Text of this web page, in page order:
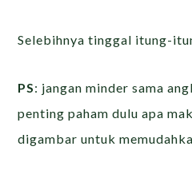
Selebihnya tinggal itung-
PS: jangan minder sama
penting paham dulu apa
digambar untuk